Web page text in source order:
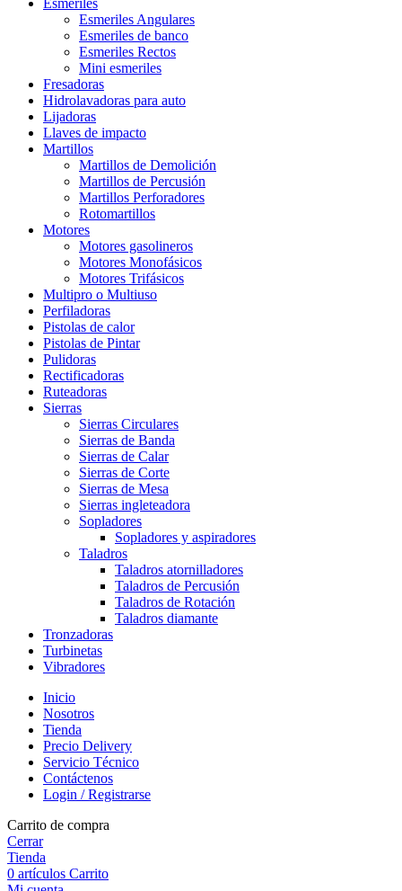
Esmeriles Angulares
Esmeriles de banco
Esmeriles Rectos
Mini esmeriles
Fresadoras
Hidrolavadoras para auto
Lijadoras
Llaves de impacto
Martillos
Martillos de Demolición
Martillos de Percusión
Martillos Perforadores
Rotomartillos
Motores
Motores gasolineros
Motores Monofásicos
Motores Trifásicos
Multipro o Multiuso
Perfiladoras
Pistolas de calor
Pistolas de Pintar
Pulidoras
Rectificadoras
Ruteadoras
Sierras
Sierras Circulares
Sierras de Banda
Sierras de Calar
Sierras de Corte
Sierras de Mesa
Sierras ingleteadora
Sopladores
Sopladores y aspiradores
Taladros
Taladros atornilladores
Taladros de Percusión
Taladros de Rotación
Taladros diamante
Tronzadoras
Turbinetas
Vibradores
Inicio
Nosotros
Tienda
Precio Delivery
Servicio Técnico
Contáctenos
Login / Registrarse
Carrito de compra
Cerrar
Tienda
0 artículos Carrito